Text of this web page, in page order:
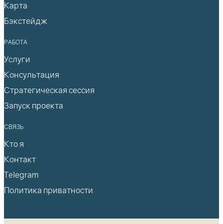
Карта
Бэкстейдж
РАБОТА
Услуги
Консультация
Стратегическая сессия
Запуск проекта
СВЯЗЬ
Кто я
Контакт
Telegram
Политика приватности